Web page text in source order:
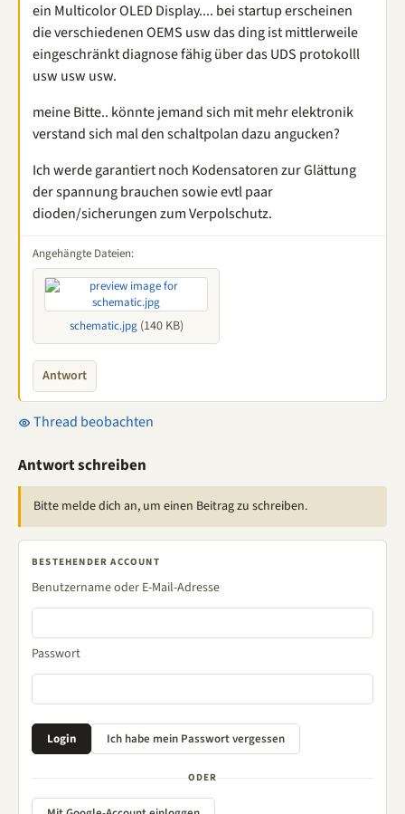
ein Multicolor OLED Display.... bei startup erscheinen
die verschiedenen OEMS usw das ding ist mittlerweile
eingeschränkt diagnose fähig über das UDS protokolll
usw usw usw.
meine Bitte.. könnte jemand sich mit mehr elektronik
verstand sich mal den schaltpolan dazu angucken?
Ich werde garantiert noch Kodensatoren zur Glättung
der spannung brauchen sowie evtl paar
dioden/sicherungen zum Verpolschutz.
Angehängte Dateien:
schematic.jpg(140 KB)
Antwort
Thread beobachten
Antwort schreiben
Bitte melde dich an, um einen Beitrag zu schreiben.
BESTEHENDER ACCOUNT
Benutzername oder E-Mail-Adresse
Passwort
ODER